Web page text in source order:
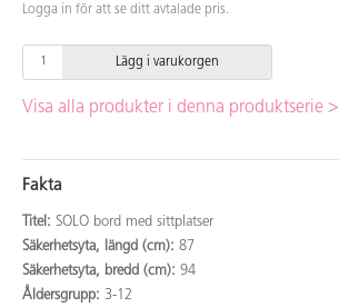
Logga in för att se ditt avtalade pris.
Lägg i varukorgen
Visa alla produkter i denna produktserie >
Fakta
Titel: SOLO bord med sittplatser
Säkerhetsyta, längd (cm): 87
Säkerhetsyta, bredd (cm): 94
Åldersgrupp: 3-12